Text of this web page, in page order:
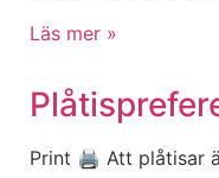
Läs mer »
Print 🖨 Att plåtisar